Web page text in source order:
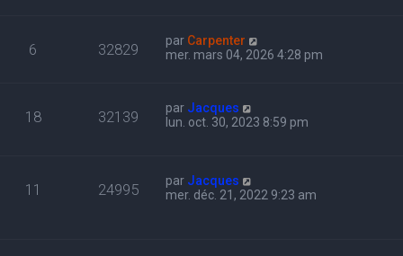
6 32829 par Carpenter
mer. mars 04, 2026 4:28 pm
18 32139 par Jacques
lun. oct. 30, 2023 8:59 pm
11 24995 par Jacques
mer. déc. 21, 2022 9:23 am